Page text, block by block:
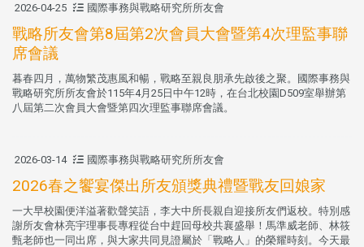
2026-04-25 國際事務與戰略研究所所友會
戰略所友會第8屆第2次會員大會暨第4次理監事聯
席會議
暮春四月，萬物繁茂惠風和暢，戰略至親良朋承先啟後之聚。國際事務與
戰略研究所所友會於115年4月25日中午12時，在台北校園D509室舉辦第
八屆第二次會員大會暨第四次理監事聯席會議。
2026-03-14 國際事務與戰略研究所所友會
2026春之饗宴傑出所友頒獎典禮暨戰友回娘家
一大早校園便洋溢著歡聲笑語，李大中所長親自迎接所友們返校。特別感
謝所友會林亮宇理事長專程從台中趕回母校共襄盛舉！馬準威老師、林筱
甄老師也一同出席，與大家共同見證屬於「戰略人」的榮耀時刻。今天最